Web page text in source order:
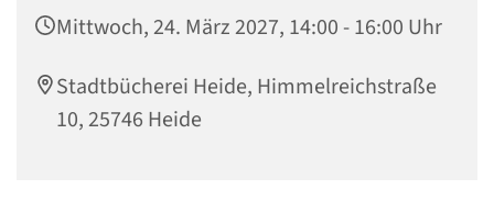
Mittwoch, 24. März 2027, 14:00 - 16:00 Uhr
Stadtbücherei Heide, Himmelreichstraße
10, 25746 Heide